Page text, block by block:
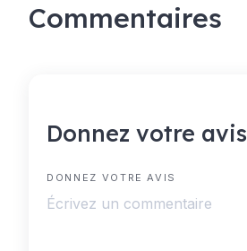
Commentaires
Donnez votre avis
DONNEZ VOTRE AVIS